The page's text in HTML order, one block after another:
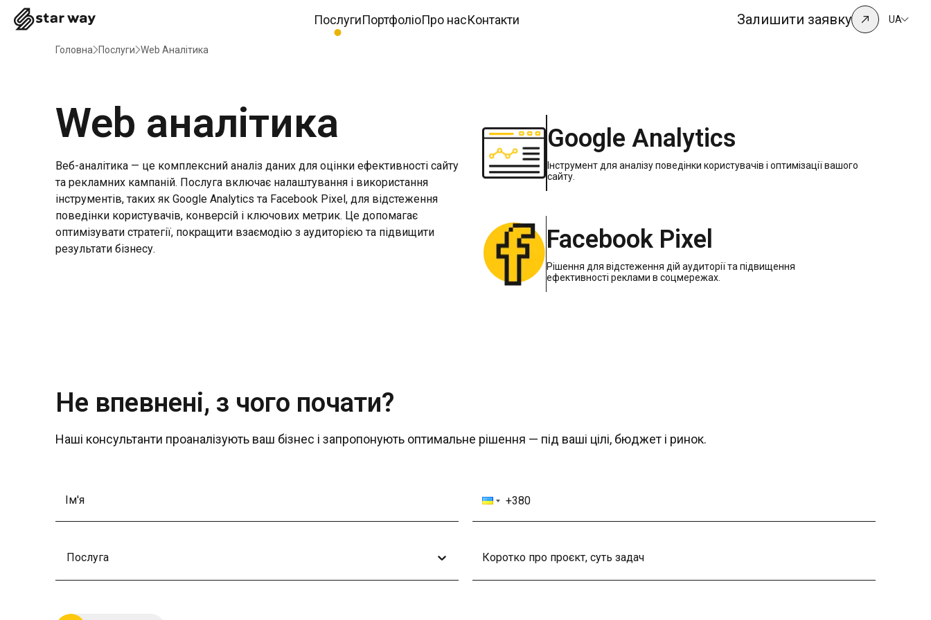
ПослугиПортфоліоПро насКонтакти Залишити заявку UA
Головна Послуги Web Аналітика
Web аналітика
Веб-аналітика — це комплексний аналіз даних для оцінки ефективності сайту
та рекламних кампаній. Послуга включає налаштування і використання
інструментів, таких як Google Analytics та Facebook Pixel, для відстеження
поведінки користувачів, конверсій і ключових метрик. Це допомагає
оптимізувати стратегії, покращити взаємодію з аудиторією та підвищити
результати бізнесу.
Google Analytics
Інструмент для аналізу поведінки користувачів і оптимізації вашого
сайту.
Facebook Pixel
Рішення для відстеження дій аудиторії та підвищення
ефективності реклами в соцмережах.
Не впевнені, з чого почати?
Наші консультанти проаналізують ваш бізнес і запропонують оптимальне рішення — під ваші цілі, бюджет і ринок.
Послуга